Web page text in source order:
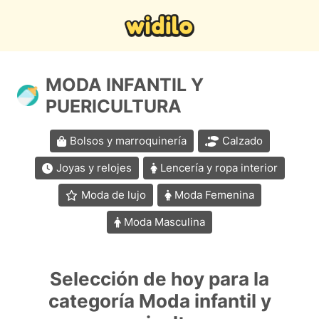
MODA INFANTIL Y
PUERICULTURA
Bolsos y marroquinería
Calzado
Joyas y relojes
Lencería y ropa interior
Moda de lujo
Moda Femenina
Moda Masculina
Selección de hoy para la
categoría Moda infantil y